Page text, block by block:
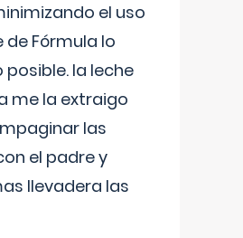
el uso
de Fórmula lo
la leche
me la extraigo
las
el padre y
llevadera las